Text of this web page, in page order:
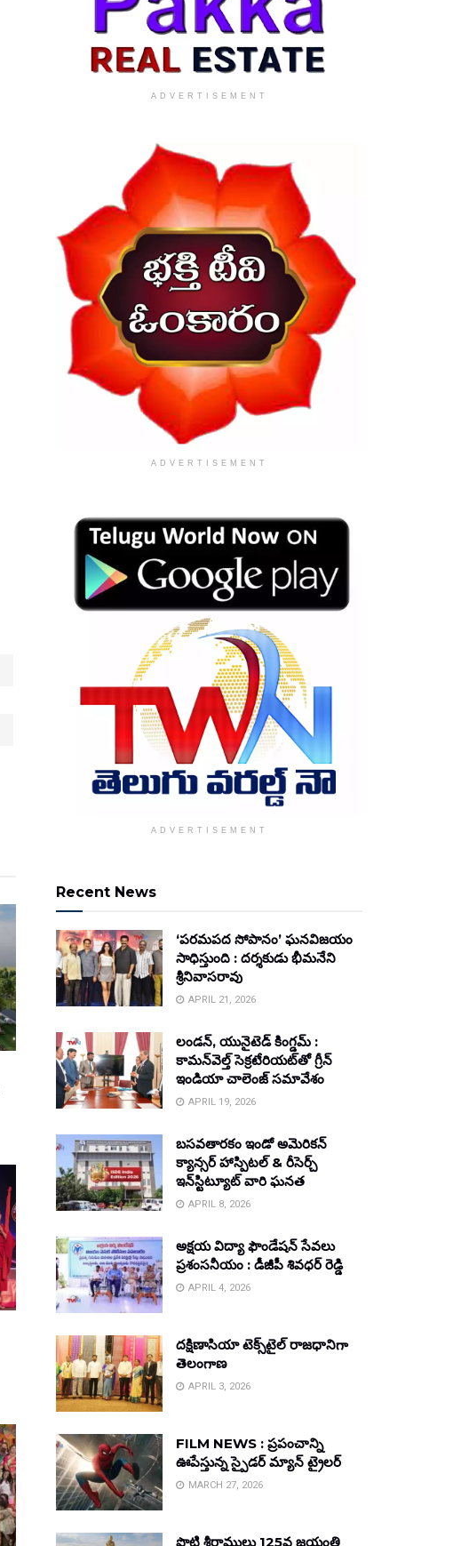
ADVERTISEMENT
ADVERTISEMENT
ADVERTISEMENT
Recent News
‘పరమపద సోపానం’ ఘనవిజయం
సాధిస్తుంది : దర్శకుడు భీమనేని
శ్రీనివాసరావు
APRIL 21, 2026
లండన్, యునైటెడ్ కింగ్డమ్ :
కామన్‌వెల్త్ సెక్రటేరియట్‌తో గ్రీన్
ఇండియా చాలెంజ్ సమావేశం
APRIL 19, 2026
బసవతారకం ఇండో అమెరికన్
క్యాన్సర్ హాస్పిటల్ & రీసెర్చ్
ఇన్‌స్టిట్యూట్ వారి ఘనత
APRIL 8, 2026
అక్షయ విద్యా ఫౌండేషన్ సేవలు
ప్రశంసనీయం : డీజీపీ శివధర్ రెడ్డి
APRIL 4, 2026
దక్షిణాసియా టెక్స్‌టైల్ రాజధానిగా
తెలంగాణ
APRIL 3, 2026
FILM NEWS : ప్రపంచాన్ని
ఊపేస్తున్న స్పైడర్ మ్యాన్ ట్రైలర్
MARCH 27, 2026
పొట్టి శ్రీరాములు 125వ జయంతి